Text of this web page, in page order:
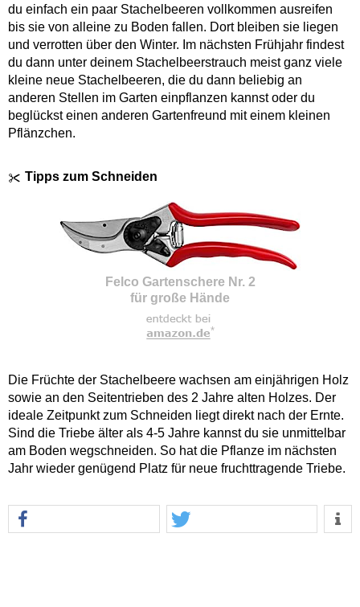
du einfach ein paar Stachelbeeren vollkommen ausreifen
bis sie von alleine zu Boden fallen. Dort bleiben sie liegen
und verrotten über den Winter. Im nächsten Frühjahr findest
du dann unter deinem Stachelbeerstrauch meist ganz viele
kleine neue Stachelbeeren, die du dann beliebig an
anderen Stellen im Garten einpflanzen kannst oder du
beglückst einen anderen Gartenfreund mit einem kleinen
Pflänzchen.
Tipps zum Schneiden
Felco Gartenschere Nr. 2
für große Hände
*
Die Früchte der Stachelbeere wachsen am einjährigen Holz
sowie an den Seitentrieben des 2 Jahre alten Holzes. Der
ideale Zeitpunkt zum Schneiden liegt direkt nach der Ernte.
Sind die Triebe älter als 4-5 Jahre kannst du sie unmittelbar
am Boden wegschneiden. So hat die Pflanze im nächsten
Jahr wieder genügend Platz für neue fruchttragende Triebe.